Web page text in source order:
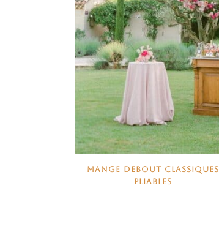
MANGE DEBOUT CLASSIQUES
PLIABLES